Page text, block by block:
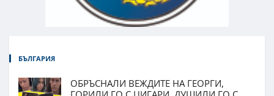
БЪЛГАРИЯ
ОБРЪСНАЛИ ВЕЖДИТЕ НА ГЕОРГИ,